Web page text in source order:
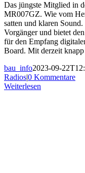
Das jüngste Mitglied in
MR007GZ. Wie vom
satten und klaren
Vorgänger und bietet
für den Empfang
Board. Mit derzeit
bau_info2023-09-
Radios|0 Kommentare
Weiterlesen